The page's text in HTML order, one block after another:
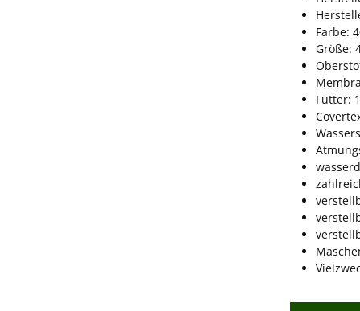
Farbe:
Größe:
Futter: